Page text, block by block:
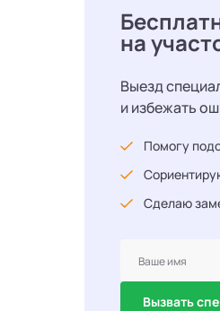
на
Выезд
и избежать
Помогу
Сделаю
Вызвать